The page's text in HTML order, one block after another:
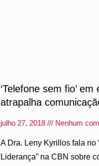
‘Telefone sem fio’
atrapalha
julho 27, 2018 Nenhum
A Dra. Leny Kyrillos fala no
Liderança” na CBN sobre